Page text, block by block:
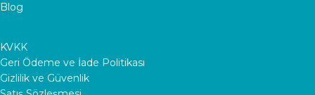
Blog
KVKK
Geri Ödeme ve İade Politikası
Gizlilik ve Güvenlik